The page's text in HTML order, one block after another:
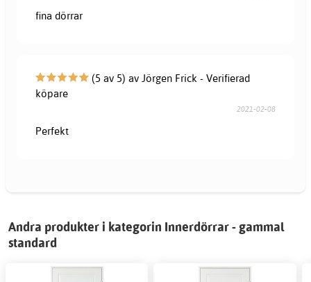
fina dörrar
(5 av 5) av Jörgen Frick - Verifierad
köpare
2021-02-08
Perfekt
Andra produkter i kategorin Innerdörrar - gammal
standard